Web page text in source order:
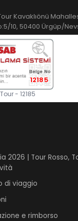
Kavaklıönü
10, 50400 Ürgüp/
12185
- 12185
2026 | Tour Rosso,
di viaggio
e rimborso